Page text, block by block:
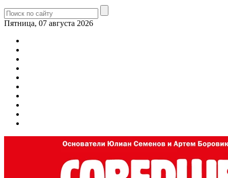
Пятница, 07 августа 2026